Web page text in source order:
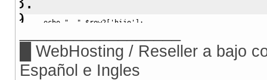
echo "- " $row2[ 'hijo' ] :
}//cierro while 2
}//cierro while 1
█ WebHosting / Reseller a bajo
Español e Ingles